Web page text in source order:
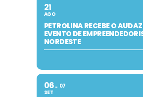
21
AGO
PETROLINA RECEBE O
EVENTO DE
NORDESTE
06
SET
07